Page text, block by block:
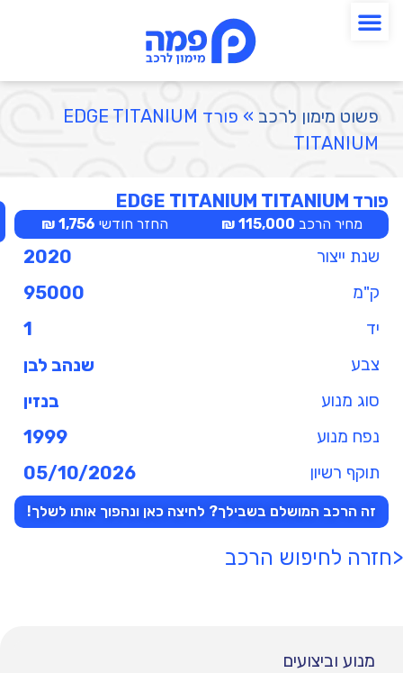
פשוט מימון לרכב »
פורד EDGE TITANIUM
TITANIUM
פורד EDGE TITANIUM TITANIUM
מחיר הרכב 115,000 ₪ החזר חודשי 1,756 ₪
שנת ייצור 2020
ק"מ 95000
יד 1
צבע שנהב לבן
סוג מנוע בנזין
נפח מנוע 1999
תוקף רשיון 05/10/2026
זה הרכב המושלם בשבילך? לחיצה כאן ונהפוך אותו לשלך!
<חזרה לחיפוש הרכב
מנוע וביצועים